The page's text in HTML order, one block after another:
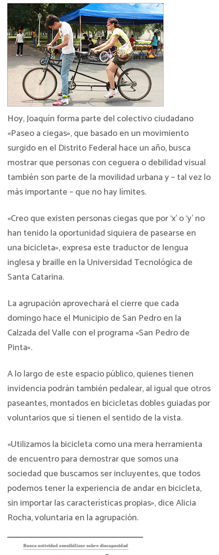
Hoy, Joaquín forma parte del colectivo ciudadano
«Paseo a ciegas», que basado en un movimiento
surgido en el Distrito Federal hace un año, busca
mostrar que personas con ceguera o debilidad visual
también son parte de la movilidad urbana y – tal vez lo
más importante – que no hay límites.
«Creo que existen personas ciegas que por ‘x’ o ‘y’ no
han tenido la oportunidad siquiera de pasearse en
una bicicleta», expresa este traductor de lengua
inglesa y braille en la Universidad Tecnológica de
Santa Catarina.
La agrupación aprovechará el cierre que cada
domingo hace el Municipio de San Pedro en la
Calzada del Valle con el programa «San Pedro de
Pinta».
A lo largo de este espacio público, quienes tienen
invidencia podrán también pedalear, al igual que otros
paseantes, montados en bicicletas dobles guiadas por
voluntarios que sí tienen el sentido de la vista.
«Utilizamos la bicicleta como una mera herramienta
de encuentro para demostrar que somos una
sociedad que buscamos ser incluyentes, que todos
podemos tener la experiencia de andar en bicicleta,
sin importar las características propias», dice Alicia
Rocha, voluntaria en la agrupación.